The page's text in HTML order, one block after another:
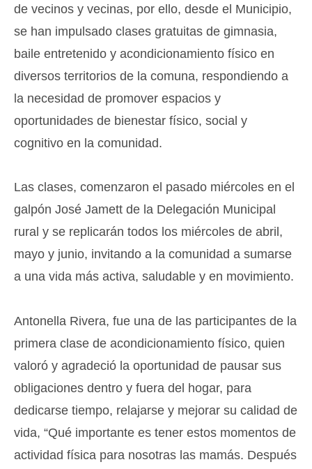
de vecinos y vecinas, por ello, desde el Municipio,
se han impulsado clases gratuitas de gimnasia,
baile entretenido y acondicionamiento físico en
diversos territorios de la comuna, respondiendo a
la necesidad de promover espacios y
oportunidades de bienestar físico, social y
cognitivo en la comunidad.
Las clases, comenzaron el pasado miércoles en el
galpón José Jamett de la Delegación Municipal
rural y se replicarán todos los miércoles de abril,
mayo y junio, invitando a la comunidad a sumarse
a una vida más activa, saludable y en movimiento.
Antonella Rivera, fue una de las participantes de la
primera clase de acondicionamiento físico, quien
valoró y agradeció la oportunidad de pausar sus
obligaciones dentro y fuera del hogar, para
dedicarse tiempo, relajarse y mejorar su calidad de
vida, “Qué importante es tener estos momentos de
actividad física para nosotras las mamás. Después